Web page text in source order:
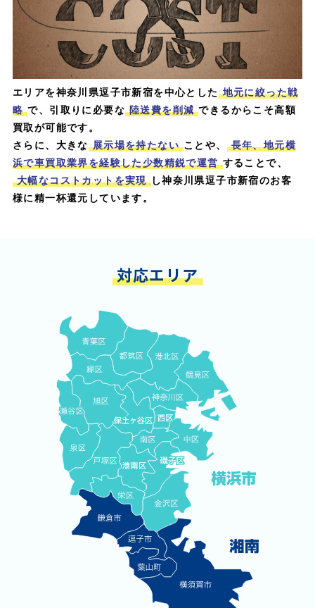
エリアを神奈川県逗子市新宿を中心とした 地元に絞った戦
略 で、引取りに必要な 陸送費を削減 できるからこそ高額
買取が可能です。
さらに、大きな 展示場を持たない ことや、
長年、地元横
浜で車買取業界を経験した少数精鋭で運営 することで、
大幅なコストカットを実現 し神奈川県逗子市新宿のお客
様に精一杯還元しています。
対応エリア